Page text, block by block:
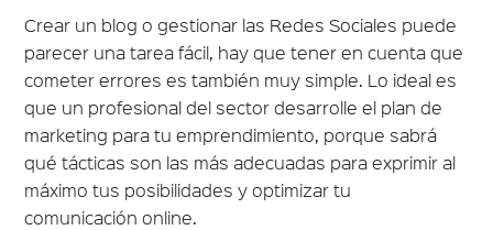
Crear un blog o gestionar las Redes Sociales puede
parecer una tarea fácil, hay que tener en cuenta que
cometer errores es también muy simple. Lo ideal es
que un profesional del sector desarrolle el plan de
marketing para tu emprendimiento, porque sabrá
qué tácticas son las más adecuadas para exprimir al
máximo tus posibilidades y optimizar tu
comunicación online.